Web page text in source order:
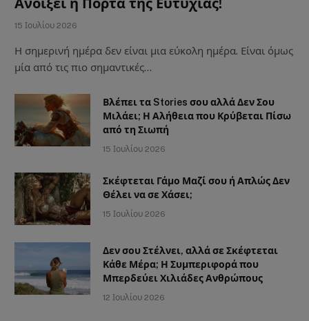
Ανοίξει η Πόρτα της Ευτυχίας!
15 Ιουλίου 2026
Η σημερινή ημέρα δεν είναι μια εύκολη ημέρα. Είναι όμως
μία από τις πιο σημαντικές…
Βλέπει τα Stories σου αλλά Δεν Σου
Μιλάει; Η Αλήθεια που Κρύβεται Πίσω
από τη Σιωπή
15 Ιουλίου 2026
Σκέφτεται Γάμο Μαζί σου ή Απλώς Δεν
Θέλει να σε Χάσει;
15 Ιουλίου 2026
Δεν σου Στέλνει, αλλά σε Σκέφτεται
Κάθε Μέρα; Η Συμπεριφορά που
Μπερδεύει Χιλιάδες Ανθρώπους
12 Ιουλίου 2026